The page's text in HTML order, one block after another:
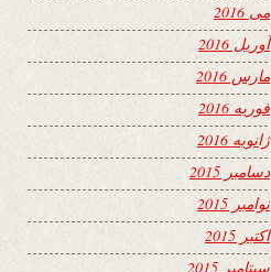
می 2016
آوریل 2016
مارس 2016
فوریه 2016
ژانویه 2016
دسامبر 2015
نوامبر 2015
اکتبر 2015
سپتامبر 2015